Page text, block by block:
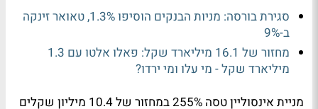
סגירת בורסה: מניות הבנקים הוסיפו 1.3%, טאואר זינקה
ב-9%
מחזור של 16.1 מיליארד שקל: פאלו אלטו עם 1.3
מיליארד שקל - מי עלו ומי ירדו?
מניית אינסוליין טסה 255% במחזור של 10.4 מיליון שקלים